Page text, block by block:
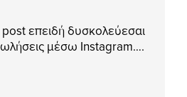
επειδή δυσκολεύεσαι
μέσω Instagram….